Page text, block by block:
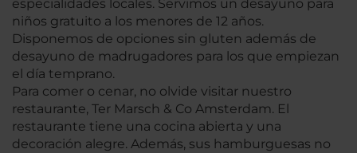
especialidades locales. Servimos un desayuno para
niños gratuito a los menores de 12 años.
Disponemos de opciones sin gluten además de
desayuno de madrugadores para los que empiezan
el día temprano.
Para comer o cenar, no olvide visitar nuestro
restaurante, Ter Marsch & Co Amsterdam. El
restaurante tiene una cocina abierta y una
decoración alegre. Además, sus hamburguesas no